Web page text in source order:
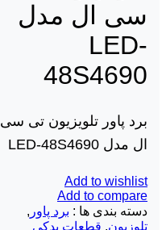
سی ال مدل
LED-
48S4690
برد پاور تلویزیون تی سی
ال مدل LED-48S4690
Add to wishlist
Add to compare
دسته بندی ها : برد پاور ,
تلوزیون, قطعات یدکی